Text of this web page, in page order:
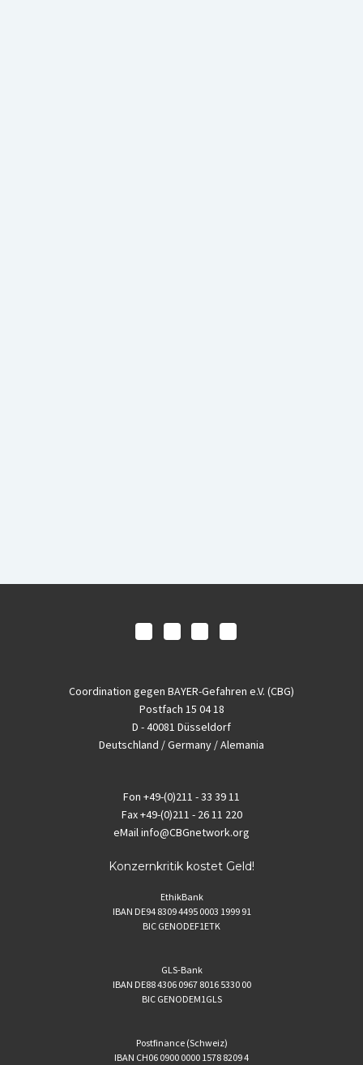
Coordination gegen BAYER-Gefahren e.V. (CBG)
Postfach 15 04 18
D - 40081 Düsseldorf
Deutschland / Germany / Alemania
Fon +49-(0)211 - 33 39 11
Fax+49-(0)211 - 26 11 220
eMailinfo@CBGnetwork.org
Konzernkritik kostet Geld!
EthikBank
IBAN DE94 8309 4495 0003 1999 91
BIC GENODEF1ETK
GLS-Bank
IBAN DE88 4306 0967 8016 5330 00
BIC GENODEM1GLS
Postfinance (Schweiz)
IBAN CH06 0900 0000 1578 8209 4